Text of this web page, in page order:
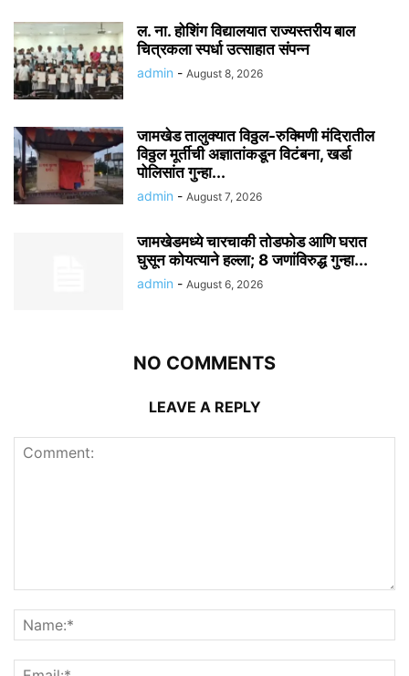
ल. ना. होशिंग विद्यालयात राज्यस्तरीय बाल
चित्रकला स्पर्धा उत्साहात संपन्न
admin - August 8, 2026
जामखेड तालुक्यात विठ्ठल-रुक्मिणी मंदिरातील
विठ्ठल मूर्तीची अज्ञातांकडून विटंबना, खर्डा
पोलिसांत गुन्हा...
admin - August 7, 2026
जामखेडमध्ये चारचाकी तोडफोड आणि घरात
घुसून कोयत्याने हल्ला; 8 जणांविरुद्ध गुन्हा...
admin - August 6, 2026
NO COMMENTS
LEAVE A REPLY